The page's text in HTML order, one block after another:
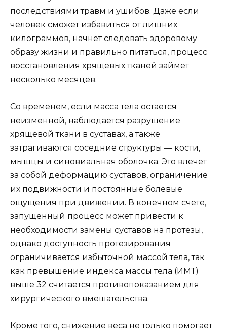
последствиями травм и ушибов. Даже если
человек сможет избавиться от лишних
килограммов, начнет следовать здоровому
образу жизни и правильно питаться, процесс
восстановления хрящевых тканей займет
несколько месяцев.
Со временем, если масса тела остается
неизменной, наблюдается разрушение
хрящевой ткани в суставах, а также
затрагиваются соседние структуры — кости,
мышцы и синовиальная оболочка. Это влечет
за собой деформацию суставов, ограничение
их подвижности и постоянные болевые
ощущения при движении. В конечном счете,
запущенный процесс может привести к
необходимости замены суставов на протезы,
однако доступность протезирования
ограничивается избыточной массой тела, так
как превышение индекса массы тела (ИМТ)
выше 32 считается противопоказанием для
хирургического вмешательства.
Кроме того, снижение веса не только помогает